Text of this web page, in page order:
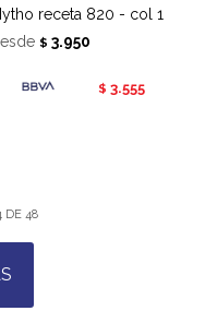
Mytho receta 820 - col 1
$ 3.950
$ 3.555
DE 48